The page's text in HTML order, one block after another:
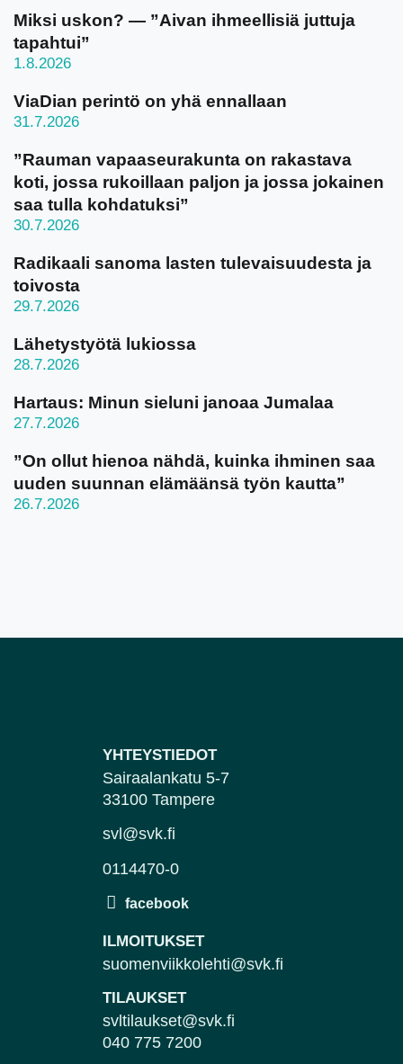
Miksi uskon? — ”Aivan ihmeellisiä juttuja
tapahtui”
1.8.2026
ViaDian perintö on yhä ennallaan
31.7.2026
”Rauman vapaaseurakunta on rakastava
koti, jossa rukoillaan paljon ja jossa jokainen
saa tulla kohdatuksi”
30.7.2026
Radikaali sanoma lasten tulevaisuudesta ja
toivosta
29.7.2026
Lähetystyötä lukiossa
28.7.2026
Hartaus: Minun sieluni janoaa Jumalaa
27.7.2026
”On ollut hienoa nähdä, kuinka ihminen saa
uuden suunnan elämäänsä työn kautta”
26.7.2026
YHTEYSTIEDOT
Sairaalankatu 5-7
33100 Tampere
svl@svk.fi
0114470-0
ILMOITUKSET
suomenviikkolehti@svk.fi
TILAUKSET
svltilaukset@svk.fi
040 775 7200